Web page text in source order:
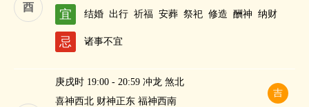
酉
宜 结婚 出行 祈福 安葬 祭祀 修造 酬神 纳财
忌 诸事不宜
吉
庚戌时 19:00 - 20:59 冲龙 煞北
喜神西北 财神正东 福神西南